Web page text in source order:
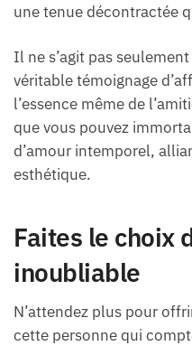
une tenue décontractée
Il ne s’agit pas
véritable témoignage
l’essence même de
que vous pouvez
d’amour intemporel,
esthétique.
Faites le choix
inoubliable
N’attendez plus pour
cette personne qui